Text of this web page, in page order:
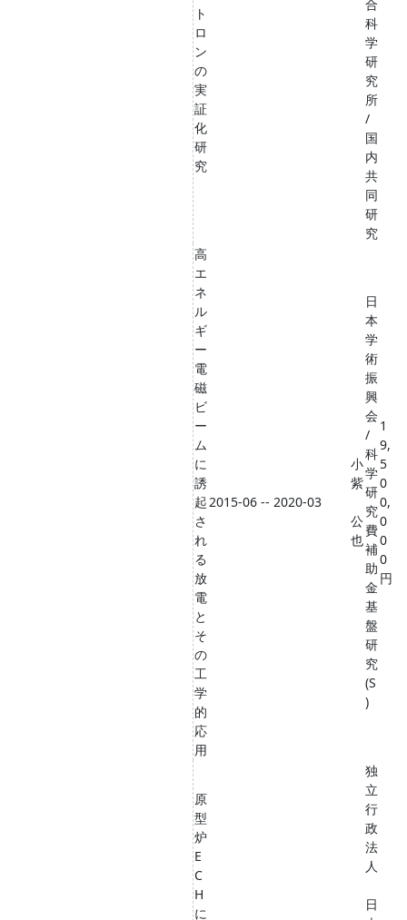
ト
ロ
ン
の
実
証
化
研
究
合
科
学
研
究
所
/
国
内
共
同
研
究
高
エ
ネ
ル
ギ
ー
電
磁
ビ
ー
ム
に
誘
起
さ
れ
る
放
電
と
そ
の
工
学
的
応
用
2015-06 -- 2020-03
小
紫
公
也
日
本
学
術
振
興
会
/
科
学
研
究
費
補
助
金
基
盤
研
究
(S
)
1
9,
5
0
0,
0
0
0
円
原
型
炉
E
C
H
に
独
立
行
政
法
人
日